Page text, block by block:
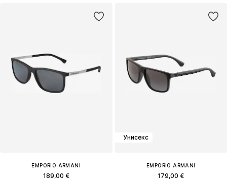
EMPORIO ARMANI
189,00 €
Унисекс
EMPORIO ARMANI
179,00 €